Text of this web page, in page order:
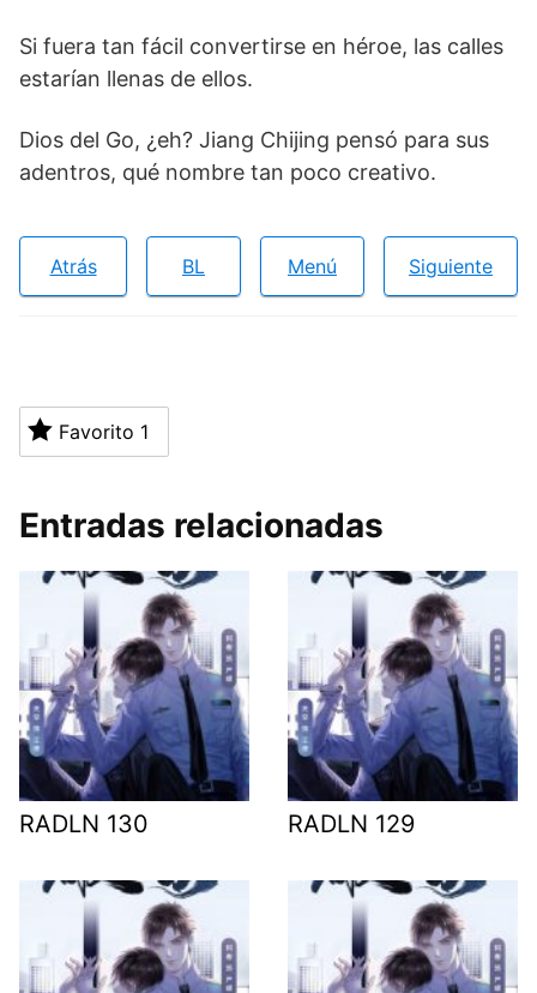
Si fuera tan fácil convertirse en héroe, las calles
estarían llenas de ellos.
Dios del Go, ¿eh? Jiang Chijing pensó para sus
adentros, qué nombre tan poco creativo.
Atrás BL Menú Siguiente
Favorito 1
Entradas relacionadas
RADLN 130 RADLN 129